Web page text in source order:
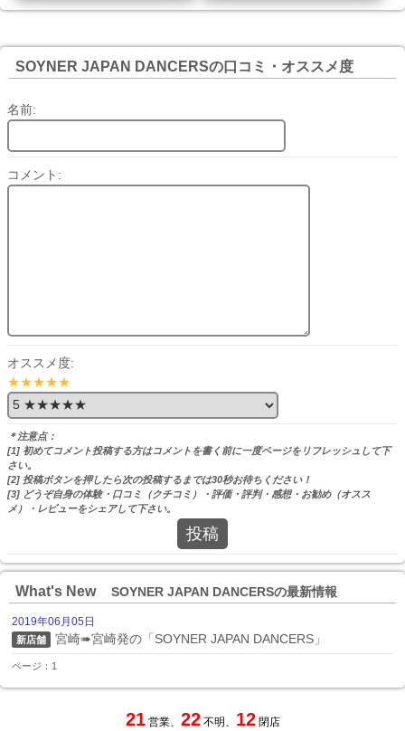
SOYNER JAPAN DANCERSの口コミ・オススメ度
名前:
コメント:
オススメ度:
★★★★★
＊注意点：
[1] 初めてコメント投稿する方はコメントを書く前に一度ページをリフレッシュして下
さい。
[2] 投稿ボタンを押したら次の投稿するまでは30秒お待ちください！
[3] どうぞ自身の体験・口コミ（クチコミ）・評価・評判・感想・お勧め（オスス
メ）・レビューをシェアして下さい。
投稿
What's New SOYNER JAPAN DANCERSの最新情報
2019年06月05日
新店舗 宮崎➠宮崎発の「SOYNER JAPAN DANCERS」
ページ：1
21営業、 22不明、 12閉店